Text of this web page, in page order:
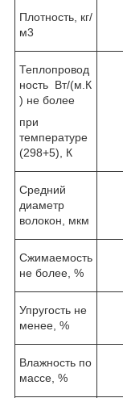
Плотность, кг/
м3
Теплопровод
ность Вт/(м.К
) не более
при
температуре
(298+5), К
Средний
диаметр
волокон, мкм
Сжимаемость
не более, %
Упругость не
менее, %
Влажность по
массе, %